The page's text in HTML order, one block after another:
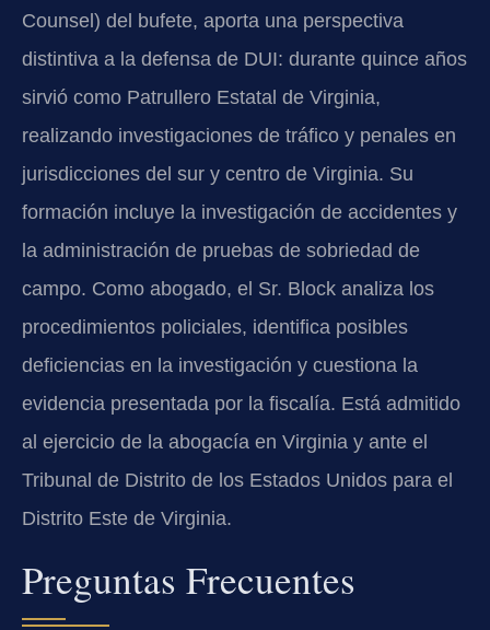
Counsel) del bufete, aporta una perspectiva
distintiva a la defensa de DUI: durante quince años
sirvió como Patrullero Estatal de Virginia,
realizando investigaciones de tráfico y penales en
jurisdicciones del sur y centro de Virginia. Su
formación incluye la investigación de accidentes y
la administración de pruebas de sobriedad de
campo. Como abogado, el Sr. Block analiza los
procedimientos policiales, identifica posibles
deficiencias en la investigación y cuestiona la
evidencia presentada por la fiscalía. Está admitido
al ejercicio de la abogacía en Virginia y ante el
Tribunal de Distrito de los Estados Unidos para el
Distrito Este de Virginia.
Preguntas Frecuentes